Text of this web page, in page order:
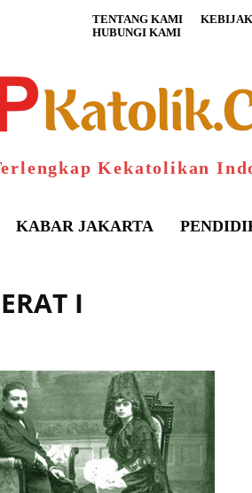
TENTANG KAMI
HUBUNGI KAMI
Kekatolikan
KABAR JAKARTA
I